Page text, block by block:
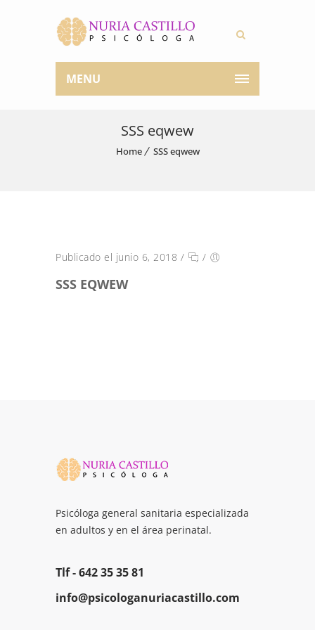
MENU
SSS eqwew
Home SSS eqwew
Publicado el junio 6, 2018 / /
SSS EQWEW
Psicóloga general sanitaria especializada
en adultos y en el área perinatal.
Tlf -642 35 35 81
info@psicologanuriacastillo.com